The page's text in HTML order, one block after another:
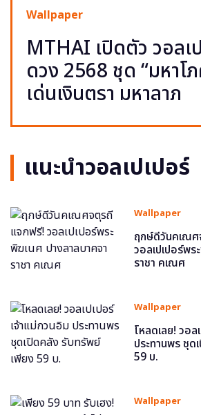
Wallpaper
MTHAI เปิดตัว วอลเ
ดวง 2568 ชุด “มหาโ
เด่นเงินตรา มหาลาภ
แนะนำวอลเปเปอร์
Wallpaper
ฤกษ์ดีวันคเณ
วอลเปเปอร์พร
ราชา คเณศ
Wallpaper
โหลดเลย! วอล
ประทานพร ชุด
59 บ.
Wallpaper